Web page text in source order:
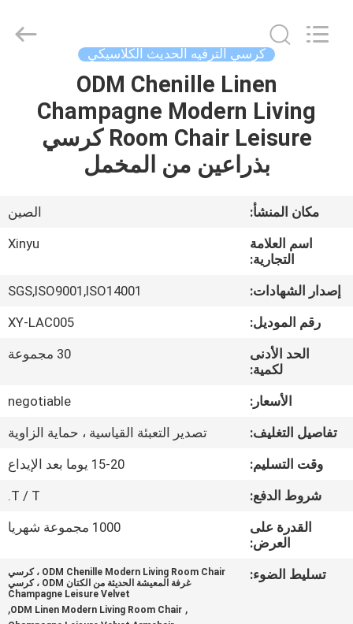
الرئيسية
معلومات
جولة
المعمل
مراقبة
الجودة
خريطة
الموقع
PRIVACY
POLICY
Furniture
Co.,Ltd.
كرسي الترفيه الحديث الكلاسيكي
ODM Chenille Linen
Champagne Modern Living
Room Chair Leisure كرسي
بذراعين من المخمل
مكان المنشأ:
الصين
اسم العلامة
التجارية:
Xinyu
إصدار الشهادات:
SGS,ISO9001,ISO14001
رقم الموديل:
XY-LAC005
الحد الأدنى
لكمية:
30 مجموعة
الأسعار:
negotiable
تفاصيل التغليف:
تصدير التعبئة القياسية ، حماية الزاوية
وقت التسليم:
15-20 يوما بعد الإيداع
شروط الدفع:
T / T.
القدرة على
العرض:
1000 مجموعة شهريا
تسليط الضوء:
ODM Chenille Modern Living Room Chair ، كرسي
غرفة المعيشة الحديثة من الكتان ODM ، كرسي
Champagne Leisure Velvet
,
ODM Linen Modern Living Room Chair
,